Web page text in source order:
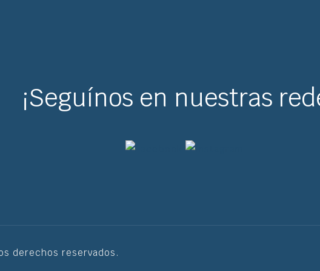
¡Seguínos en nuestras
derechos reservados.